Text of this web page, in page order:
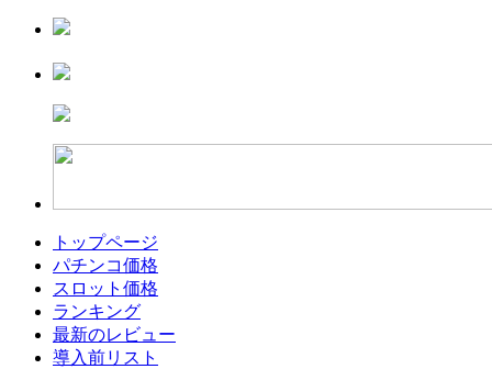
トップページ
パチンコ価格
スロット価格
ランキング
最新のレビュー
導入前リスト